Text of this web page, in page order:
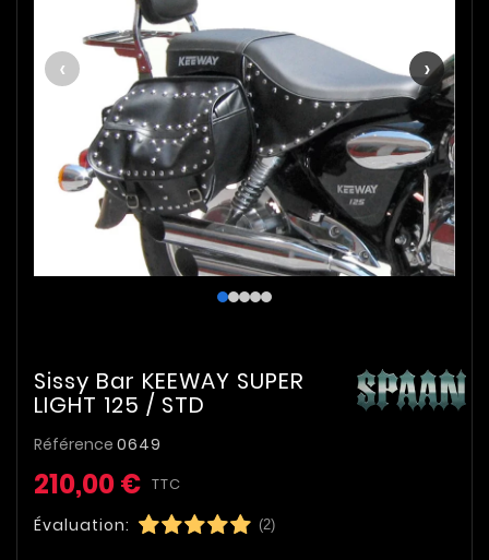
‹ ›
Sissy Bar KEEWAY SUPER
LIGHT 125 / STD
Référence 0649
210,00 € TTC
Évaluation: (2)